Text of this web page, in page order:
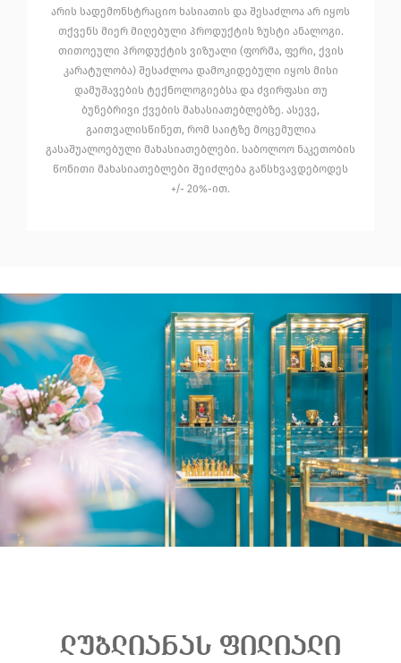
არის სადემონსტრაციო ხასიათის და შესაძლოა არ იყოს
თქვენს მიერ მიღებული პროდუქტის ზუსტი ანალოგი.
თითოეული პროდუქტის ვიზუალი (ფორმა, ფერი, ქვის
კარატულობა) შესაძლოა დამოკიდებული იყოს მისი
დამუშავების ტექნოლოგიებსა და ძვირფასი თუ
ბუნებრივი ქვების მახასიათებლებზე. ასევე,
გაითვალისწინეთ, რომ საიტზე მოცემულია
გასაშუალოებული მახასიათებლები. საბოლოო ნაკეთობის
წონითი მახასიათებლები შეიძლება განსხვავდებოდეს
+/- 20%-ით.
ლუბლიანას ფილიალი